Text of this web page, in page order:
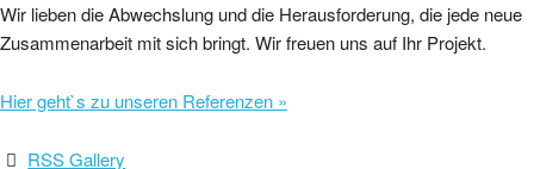
Wir lieben die Abwechslung und die Herausforderung, die jede neue
Zusammenarbeit mit sich bringt. Wir freuen uns auf Ihr Projekt.
Hier geht`s zu unseren Referenzen »
RSS Gallery